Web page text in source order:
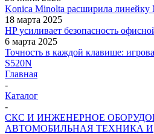
Konica Minolta расширила
18 марта 2025
HP усиливает безопасность
6 марта 2025
Точность в каждой клавише:
S520N
Главная
-
Каталог
-
СКС И ИНЖЕНЕРНОЕ
АВТОМОБИЛЬНАЯ ТЕХНИКА И